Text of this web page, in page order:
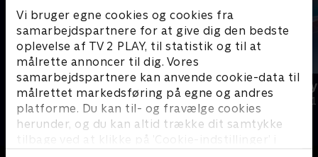
Vi bruger egne cookies og cookies fra
samarbejdspartnere for at give dig den bedste
oplevelse af TV 2 PLAY, til statistik og til at
målrette annoncer til dig. Vores
samarbejdspartnere kan anvende cookie-data til
målrettet markedsføring på egne og andres
platforme. Du kan til- og fravælge cookies
herunder, og du kan altid trække dit samtykke
tilbage ved at klikke på ’Cookie-indstillinger’ i
Bøgholts misbrugte børn
Dokumentar • 1 sæsoner
Opråb fra
Dokumentar •